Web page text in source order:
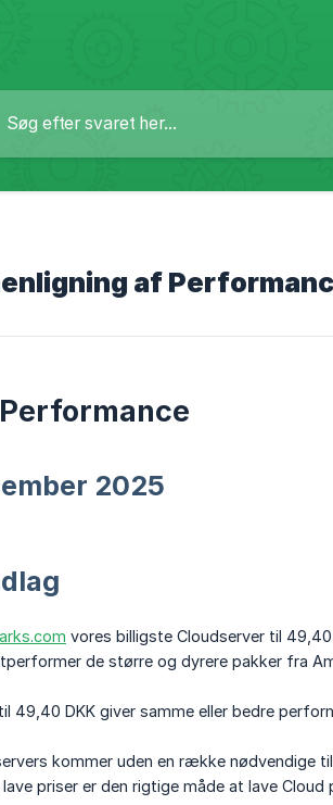
af
2025
vores billigste Cloudserver til
de større og dyrere pakker fra
49,40 DKK giver samme eller bedre
kommer uden en række nødvendige
priser er den rigtige måde at lave Cloud